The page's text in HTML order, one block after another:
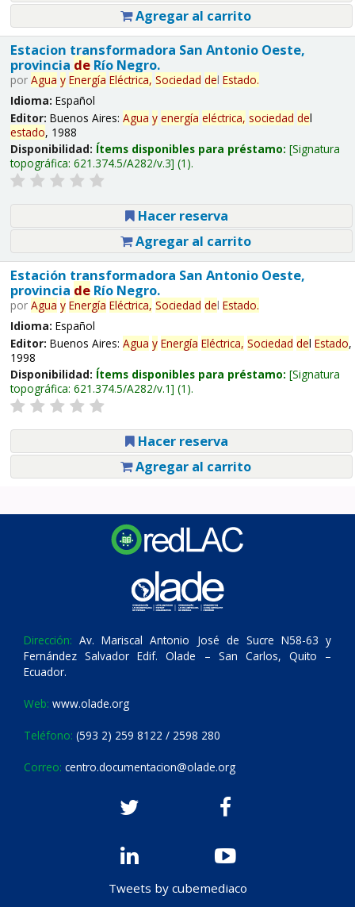
Agregar al carrito
Estacion transformadora San Antonio Oeste,
provincia deRío Negro.
por Agua y Energía Eléctrica, Sociedad del Estado.
Idioma: Español
Editor: Buenos Aires: Agua y energía eléctrica, sociedad del
estado, 1988
Disponibilidad: Ítems disponibles para préstamo: Signatura
topográfica: 621.374.5/A282/v.3 (1).
Hacer reserva
Agregar al carrito
Estación transformadora San Antonio Oeste,
provincia deRío Negro.
por Agua y Energía Eléctrica, Sociedad del Estado.
Idioma: Español
Editor: Buenos Aires: Agua y Energía Eléctrica, Sociedad del Estado,
1998
Disponibilidad: Ítems disponibles para préstamo: Signatura
topográfica: 621.374.5/A282/v.1 (1).
Hacer reserva
Agregar al carrito
Dirección: Av. Mariscal Antonio José de Sucre N58-63 y
Fernández Salvador Edif. Olade – San Carlos, Quito –
Ecuador.
Web: www.olade.org
Teléfono: (593 2) 259 8122 / 2598 280
Correo: centro.documentacion@olade.org
Tweets by cubemediaco